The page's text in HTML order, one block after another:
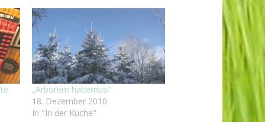
„Arborem habemus!“
18. Dezember 2010
In "In der Küche"